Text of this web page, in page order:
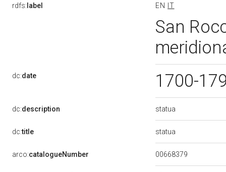
rdfs: label EN IT
San
dc:date 1700-
dc:description statua
dc:title statua
arco:catalogueNumber 00668379